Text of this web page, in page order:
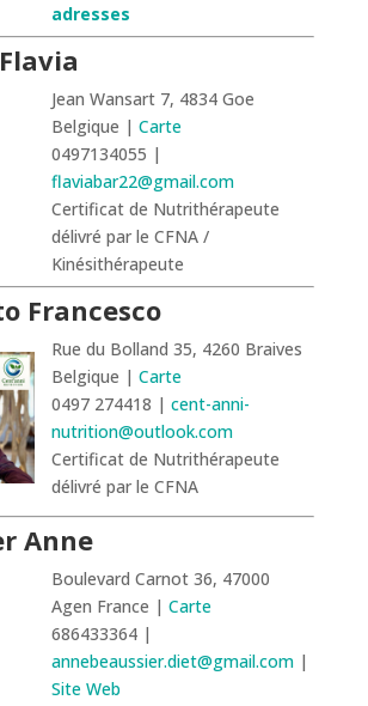
adresses
Jean Wansart 7, 4834 Goe
Belgique | Carte
0497134055 |
flaviabar22@gmail.com
Certificat de Nutrithérapeute
délivré par le CFNA /
Kinésithérapeute
Francesco
Rue du Bolland 35, 4260 Braives
Belgique | Carte
0497 274418 | cent-anni-
nutrition@outlook.com
Certificat de Nutrithérapeute
délivré par le CFNA
Anne
Boulevard Carnot 36, 47000
Agen France | Carte
686433364 |
annebeaussier.diet@gmail.com|
Site Web